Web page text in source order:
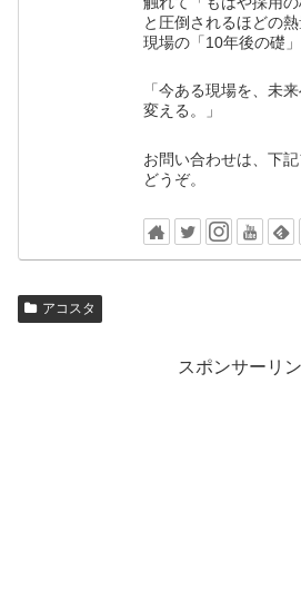
と圧倒されるほどの
現場の「10年後の礎」
「今ある現場を、未
変える。」
お問い合わせは、下
どうぞ。
アコスタ
スポンサーリ